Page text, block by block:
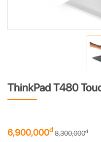
ThinkPad T480
6,900,000đ8,300,000đ